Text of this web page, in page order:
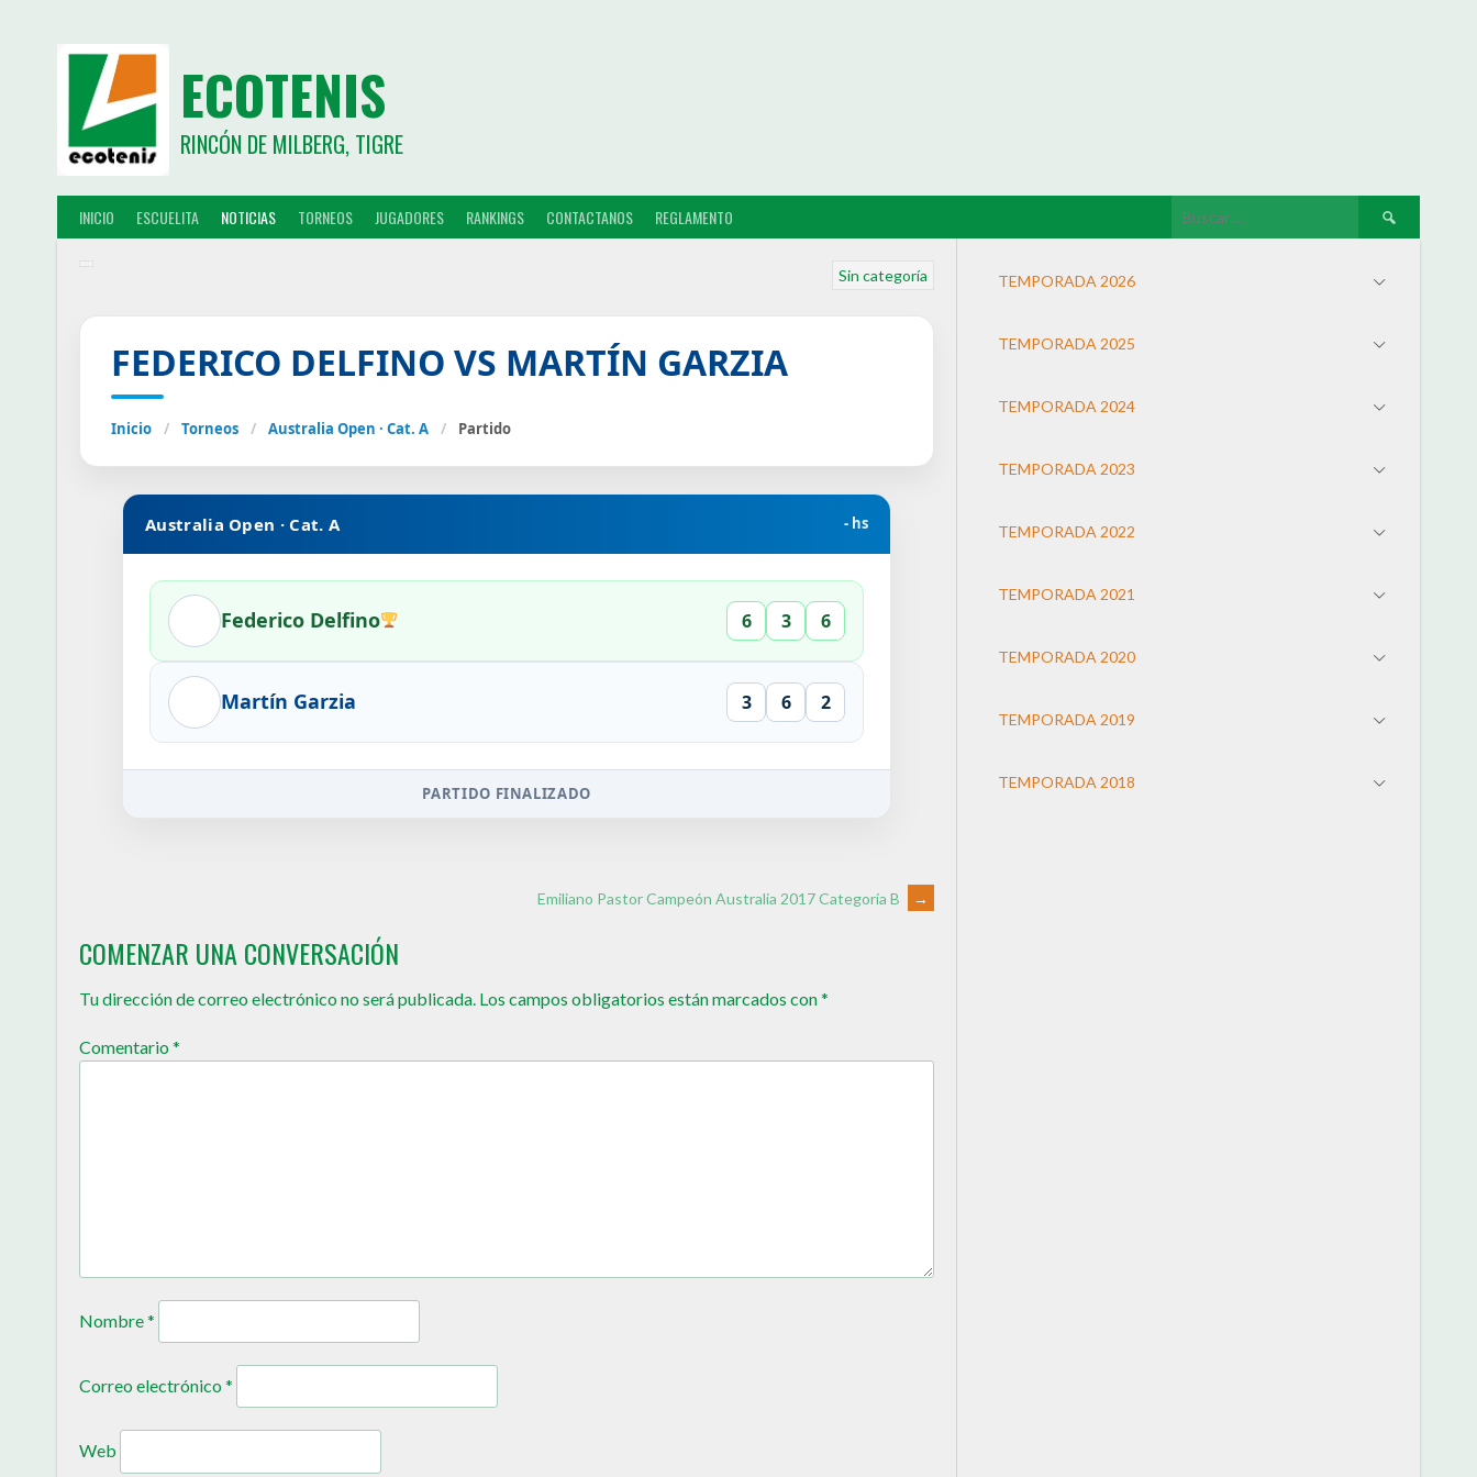
ECOTENIS
RINCÓN DE MILBERG, TIGRE
INICIO ESCUELITA NOTICIAS TORNEOS JUGADORES RANKINGS CONTACTANOS REGLAMENTO
Sin categoría
FEDERICO DELFINO VS MARTÍN GARZIA
Inicio / Torneos / Australia Open · Cat. A / Partido
Australia Open · Cat. A - hs
Federico Delfino 6 3 6
Martín Garzia 3 6 2
PARTIDO FINALIZADO
Emiliano Pastor Campeón Australia 2017 Categoría B →
COMENZAR UNA CONVERSACIÓN
Tu dirección de correo electrónico no será publicada. Los campos obligatorios están marcados con*
Comentario*
Nombre*
Correo electrónico*
Web
TEMPORADA 2026
TEMPORADA 2025
TEMPORADA 2024
TEMPORADA 2023
TEMPORADA 2022
TEMPORADA 2021
TEMPORADA 2020
TEMPORADA 2019
TEMPORADA 2018